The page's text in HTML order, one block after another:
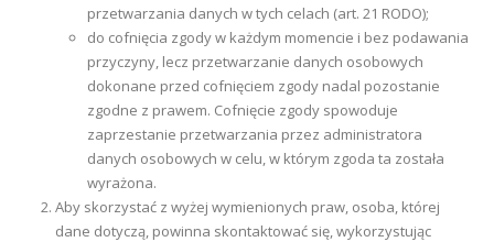
przetwarzania danych w tych celach (art. 21 RODO);
do cofnięcia zgody w każdym momencie i bez podawania
przyczyny, lecz przetwarzanie danych osobowych
dokonane przed cofnięciem zgody nadal pozostanie
zgodne z prawem. Cofnięcie zgody spowoduje
zaprzestanie przetwarzania przez administratora
danych osobowych w celu, w którym zgoda ta została
wyrażona.
Aby skorzystać z wyżej wymienionych praw, osoba, której
dane dotyczą, powinna skontaktować się, wykorzystując